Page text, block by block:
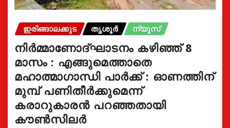
ഇരിങ്ങാലക്കുട തൃശൂർ ന്യൂസ്
നിർമ്മാണോദ്ഘാടനം കഴിഞ്ഞ് 8
മാസം : എങ്ങുമെത്താതെ
മഹാത്മാഗാന്ധി പാർക്ക് : ഓണത്തിന്
മുമ്പ് പണിതീർക്കുമെന്ന്
കരാറുകാരൻ പറഞ്ഞതായി
കൗൺസിലർ